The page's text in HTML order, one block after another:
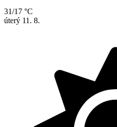
31/17 °C
úterý 11. 8.